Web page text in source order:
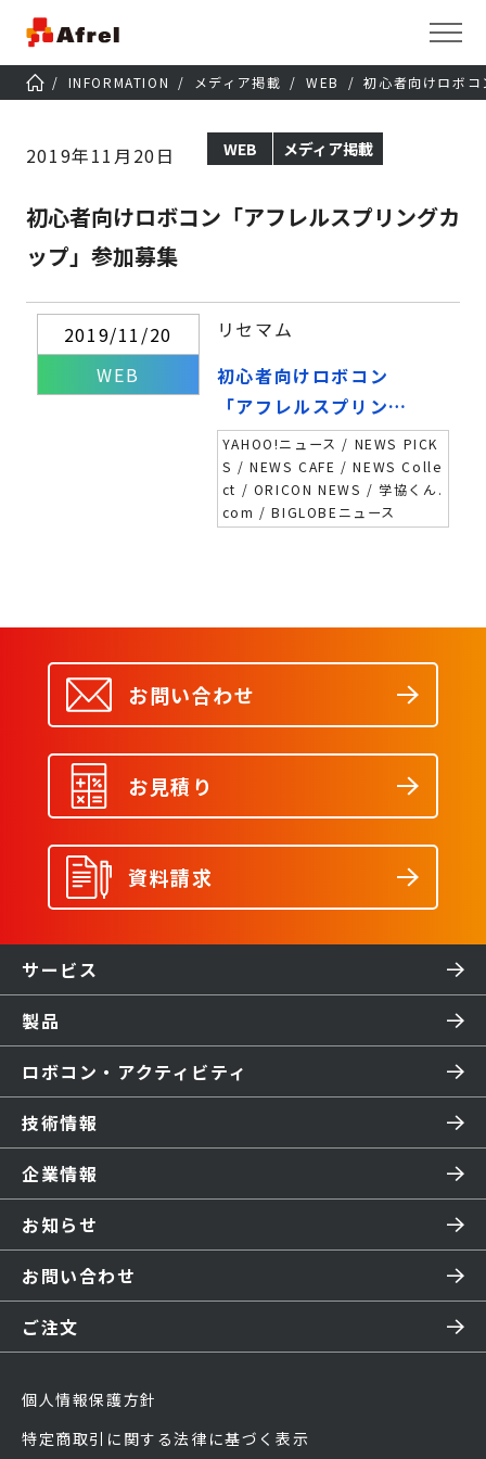
INFORMATION メディア掲載 WEB 初心者向けロボ
2019年11月20日 WEB メディア掲載
初心者向けロボコン「アフレルスプリングカ
ップ」参加募集
2019/11/20
WEB
リセマム
初心者向けロボコン
「アフレルスプリング
カップ」参加募集
YAHOO!ニュース / NEWS PICK
S / NEWS CAFE / NEWS Colle
ct / ORICON NEWS / 学協くん.
com / BIGLOBEニュース
お問い合わせ
お見積り
資料請求
サービス
製品
ロボコン・アクティビティ
技術情報
企業情報
お知らせ
お問い合わせ
ご注文
個人情報保護方針
特定商取引に関する法律に基づく表示